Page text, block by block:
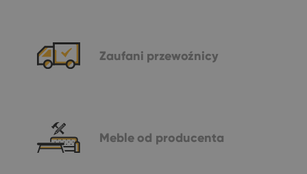
Zaufani przewoźnicy
Meble od producenta